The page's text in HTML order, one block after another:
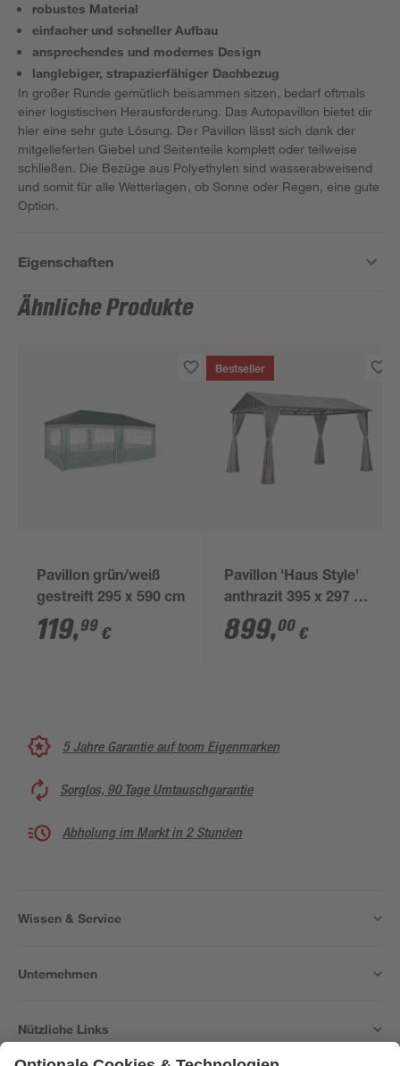
robustes Material
einfacher und schneller Aufbau
ansprechendes und modernes Design
langlebiger, strapazierfähiger Dachbezug
In großer Runde gemütlich beisammen sitzen, bedarf oftmals
einer logistischen Herausforderung. Das Autopavillon bietet dir
hier eine sehr gute Lösung. Der Pavillon lässt sich dank der
mitgelieferten Giebel und Seitenteile komplett oder teilweise
schließen. Die Bezüge aus Polyethylen sind wasserabweisend
und somit für alle Wetterlagen, ob Sonne oder Regen, eine gute
Option.
Eigenschaften
Ähnliche Produkte
Pavillon grün/weiß
gestreift 295 x 590 cm
119,99 €
Bestseller
Pavillon 'Haus Style'
anthrazit 395 x 297 x
260 cm
899,00 €
5 Jahre Garantie auf toom Eigenmarken
Sorglos, 90 Tage Umtauschgarantie
Abholung im Markt in 2 Stunden
Wissen & Service
Unternehmen
Nützliche Links